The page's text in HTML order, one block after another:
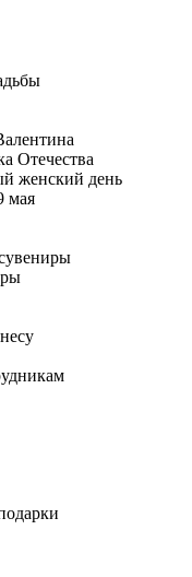
Отечества
женский день
мая